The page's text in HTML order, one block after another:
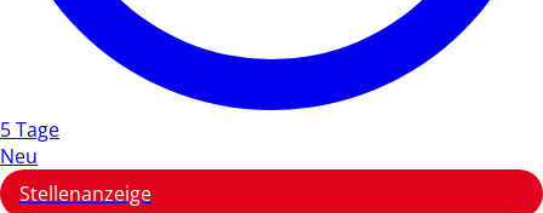
5 Tage
Neu
Stellenanzeige